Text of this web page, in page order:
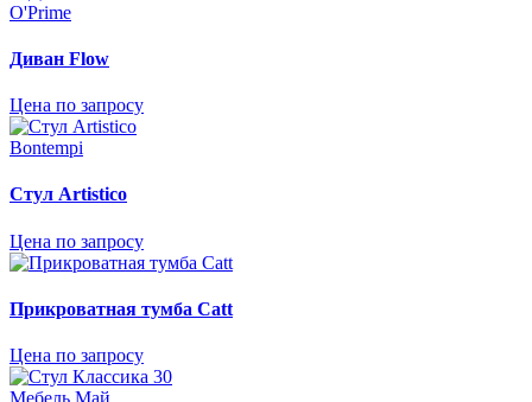
O'Prime
Диван Flow
Цена по запросу
Bontempi
Стул Artistico
Цена по запросу
Прикроватная тумба Catt
Цена по запросу